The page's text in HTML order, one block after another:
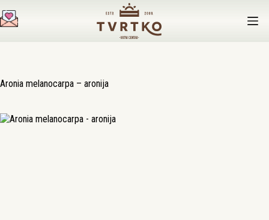
na
sadržaj
Aronia melanocarpa – aronija